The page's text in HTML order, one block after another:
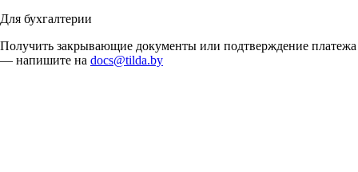
Для бухгалтерии
Получить закрывающие документы или подтверждение платежа
— напишите на docs@tilda.by